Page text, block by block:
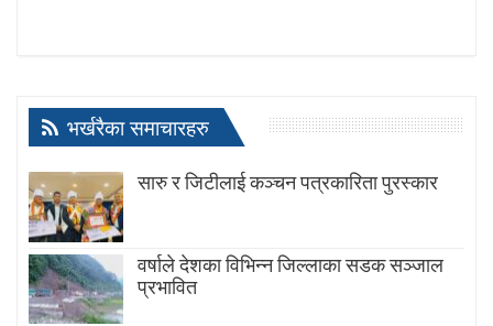
भर्खरैका समाचारहरु
सारु र जिटीलाई कञ्चन पत्रकारिता पुरस्कार
वर्षाले देशका विभिन्न जिल्लाका सडक सञ्जाल
प्रभावित